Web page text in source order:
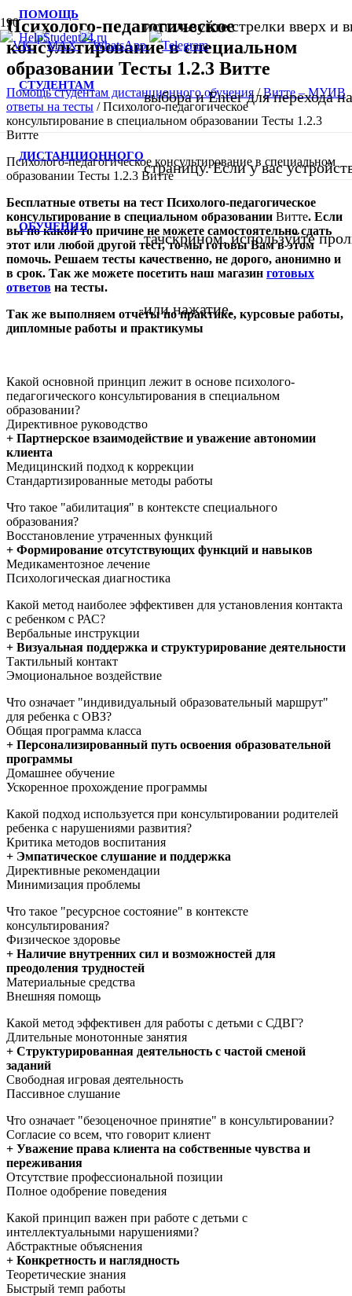
ПОМОЩЬ
СТУДЕНТАМ
ДИСТАНЦИОННОГО
ОБУЧЕНИЯ
используйте стрелки вверх и
выбора и Enter для перехода
страницу. Если у вас
тачскрином, используйте
или нажатие.
Психолого-педагогическое
консультирование в специальном
образовании Тесты 1.2.3 Витте
Помощь студентам дистанционного обучения/Витте – МУИВ
ответы на тесты /Психолого-педагогическое
консультирование в специальном образовании Тесты 1.2.3
Витте
Психолого-педагогическое консультирование в специальном
образовании Тесты 1.2.3 Витте
Бесплатные ответы на тест Психолого-педагогическое
консультирование в специальном образовании Витте. Если
вы по какой то причине не можете самостоятельно сдать
этот или любой другой тест, то мы готовы Вам в этом
помочь. Решаем тесты качественно, не дорого, анонимно и
в срок. Так же можете посетить наш магазин готовых
ответов на тесты.
Так же выполняем отчёты по практике, курсовые работы,
дипломные работы и практикумы
Какой основной принцип лежит в основе психолого-
педагогического консультирования в специальном
образовании?
Директивное руководство
+ Партнерское взаимодействие и уважение автономии
клиента
Медицинский подход к коррекции
Стандартизированные методы работы
Что такое "абилитация" в контексте специального
образования?
Восстановление утраченных функций
+ Формирование отсутствующих функций и навыков
Медикаментозное лечение
Психологическая диагностика
Какой метод наиболее эффективен для установления контакта
с ребенком с РАС?
Вербальные инструкции
+ Визуальная поддержка и структурирование деятельности
Тактильный контакт
Эмоциональное воздействие
Что означает "индивидуальный образовательный маршрут"
для ребенка с ОВЗ?
Общая программа класса
+ Персонализированный путь освоения образовательной
программы
Домашнее обучение
Ускоренное прохождение программы
Какой подход используется при консультировании родителей
ребенка с нарушениями развития?
Критика методов воспитания
+ Эмпатическое слушание и поддержка
Директивные рекомендации
Минимизация проблемы
Что такое "ресурсное состояние" в контексте
консультирования?
Физическое здоровье
+ Наличие внутренних сил и возможностей для
преодоления трудностей
Материальные средства
Внешняя помощь
Какой метод эффективен для работы с детьми с СДВГ?
Длительные монотонные занятия
+ Структурированная деятельность с частой сменой
заданий
Свободная игровая деятельность
Пассивное слушание
Что означает "безоценочное принятие" в консультировании?
Согласие со всем, что говорит клиент
+ Уважение права клиента на собственные чувства и
переживания
Отсутствие профессиональной позиции
Полное одобрение поведения
Какой принцип важен при работе с детьми с
интеллектуальными нарушениями?
Абстрактные объяснения
+ Конкретность и наглядность
Теоретические знания
Быстрый темп работы